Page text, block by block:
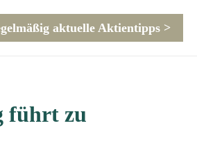
aktuelle Aktientipps >
führt zu